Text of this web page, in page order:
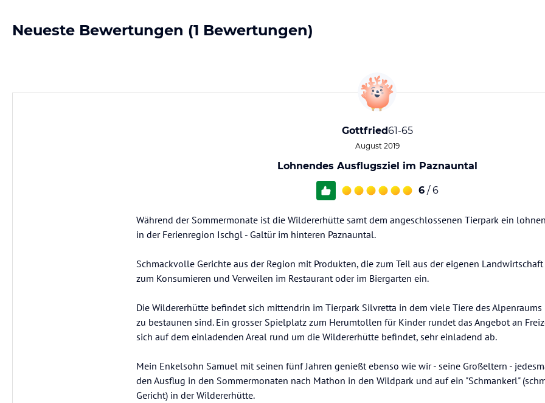
Neueste Bewertungen (1 Bewertungen)
Gottfried61-65
August 2019
Lohnendes Ausflugsziel im Paznauntal
6 / 6
Während der Sommermonate ist die Wildererhütte samt dem angeschlossenen Tierpark ein
in der Ferienregion Ischgl - Galtür im hinteren Paznauntal.
Schmackvolle Gerichte aus der Region mit Produkten, die zum Teil aus der eigenen
zum Konsumieren und Verweilen im Restaurant oder im Biergarten ein.
Die Wildererhütte befindet sich mittendrin im Tierpark Silvretta in dem viele Tiere des Alpenraums
zu bestaunen sind. Ein grosser Spielplatz zum Herumtollen für Kinder rundet das Angebot an
sich auf dem einladenden Areal rund um die Wildererhütte befindet, sehr einladend ab.
Mein Enkelsohn Samuel mit seinen fünf Jahren genießt ebenso wie wir - seine Großeltern -
den Ausflug in den Sommermonaten nach Mathon in den Wildpark und auf ein "Schmankerl"
Gericht) in der Wildererhütte.